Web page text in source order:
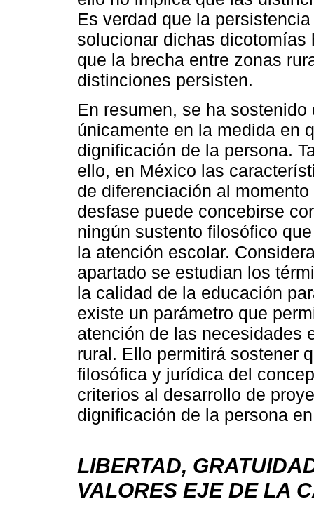
Es verdad que la
solucionar dichas dicotomías
que la brecha entre zonas
distinciones persisten.
En resumen, se ha
únicamente en la medida en
dignificación de la persona.
ello, en México las
de diferenciación al
desfase puede concebirse
ningún sustento filosófico
la atención escolar.
apartado se estudian los
la calidad de la educación
existe un parámetro que
atención de las necesidades
rural. Ello permitirá sostener
filosófica y jurídica del
criterios al desarrollo de
dignificación de la persona
LIBERTAD,
VALORES EJE DE LA